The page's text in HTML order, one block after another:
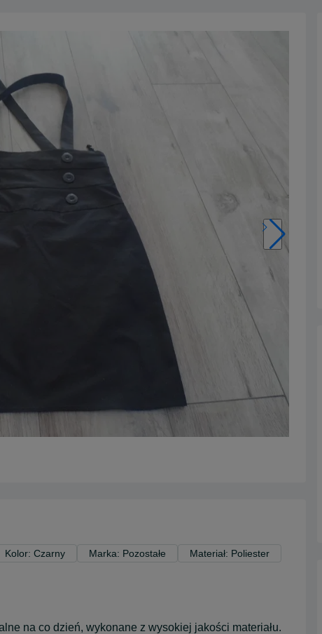
Kolor: Czarny Marka: Pozostałe Materiał: Poliester
na co dzień, wykonane z wysokiej jakości materiału.